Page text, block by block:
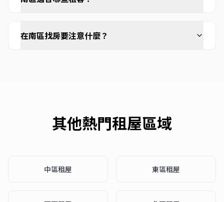
在南區找房要注意什麼？
其他熱門租屋區域
中區租屋 東區租屋